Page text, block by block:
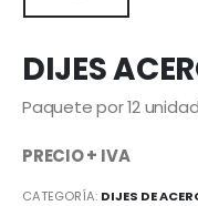
DIJES
Paquete por 12
PRECIO + IVA
CATEGORÍA: DIJES DE